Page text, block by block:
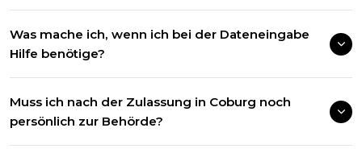
Was mache ich, wenn ich bei der Dateneingabe
Hilfe benötige?
Muss ich nach der Zulassung in Coburg noch
persönlich zur Behörde?